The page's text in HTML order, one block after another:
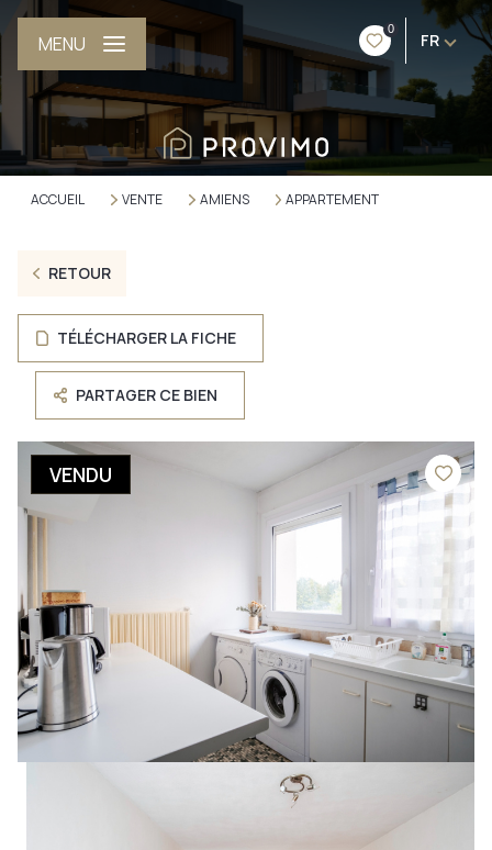
0
FR
MENU
ACCUEIL VENTE AMIENS APPARTEMENT
RETOUR
TÉLÉCHARGER LA FICHE
PARTAGER CE BIEN
VENDU